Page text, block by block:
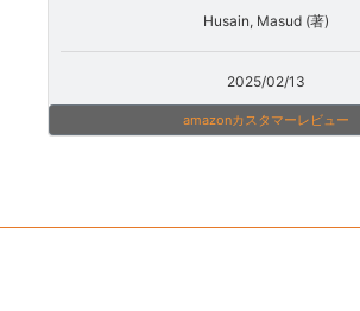
Husain, Masud (著)
2025/02/13
amazonカスタマーレビュー